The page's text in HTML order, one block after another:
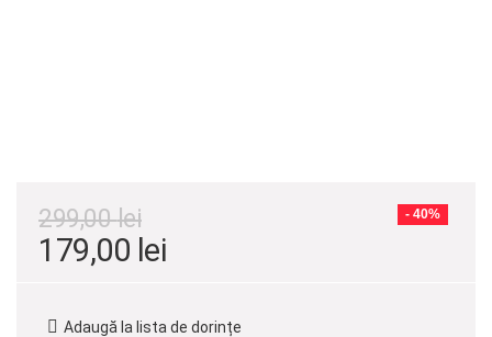
- 40%
299,00lei
Prețul
a
179,00 lei
este:
Adaugă la lista de dorințe